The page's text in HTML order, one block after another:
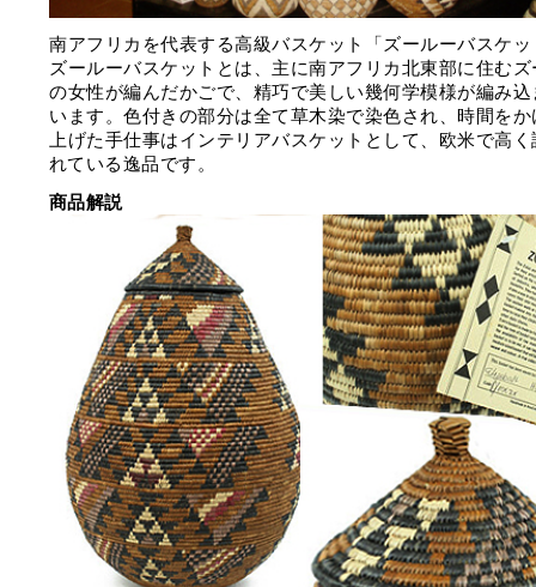
南アフリカを代表する高級バスケット「ズールーバスケ
ズールーバスケットとは、主に南アフリカ北東部に住む
の女性が編んだかごで、精巧で美しい幾何学模様が編み
います。色付きの部分は全て草木染で染色され、時間を
上げた手仕事はインテリアバスケットとして、欧米で高
れている逸品です。
商品解説